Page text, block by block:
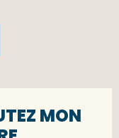
MON